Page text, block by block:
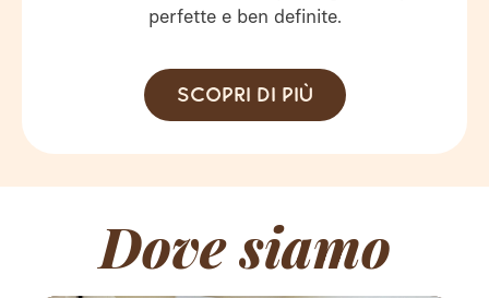
perfette e ben definite.
Scopri di più
Dove siamo